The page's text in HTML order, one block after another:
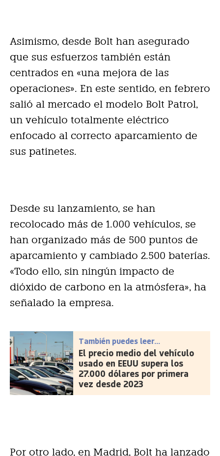
Asimismo, desde Bolt han asegurado
que sus esfuerzos también están
centrados en «una mejora de las
operaciones». En este sentido, en febrero
salió al mercado el modelo Bolt Patrol,
un vehículo totalmente eléctrico
enfocado al correcto aparcamiento de
sus patinetes.
Desde su lanzamiento, se han
recolocado más de 1.000 vehículos, se
han organizado más de 500 puntos de
aparcamiento y cambiado 2.500 baterías.
«Todo ello, sin ningún impacto de
dióxido de carbono en la atmósfera», ha
señalado la empresa.
También puedes leer...
El precio medio del vehículo
usado en EEUU supera los
27.000 dólares por primera
vez desde 2023
Por otro lado, en Madrid, Bolt ha lanzado